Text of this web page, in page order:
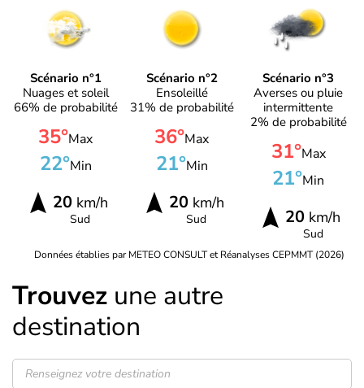
Scénario n°1
Nuages et soleil
66% de probabilité
35°Max
22°Min
20km/h
Sud
Scénario n°2
Ensoleillé
31% de probabilité
36°Max
21°Min
20km/h
Sud
Scénario n°3
Averses ou pluie
intermittente
2% de probabilité
31°Max
21°Min
20 km/h
Sud
Données établies par METEO CONSULT et Réanalyses CEPMMT (2026)
Trouvez une autre
destination